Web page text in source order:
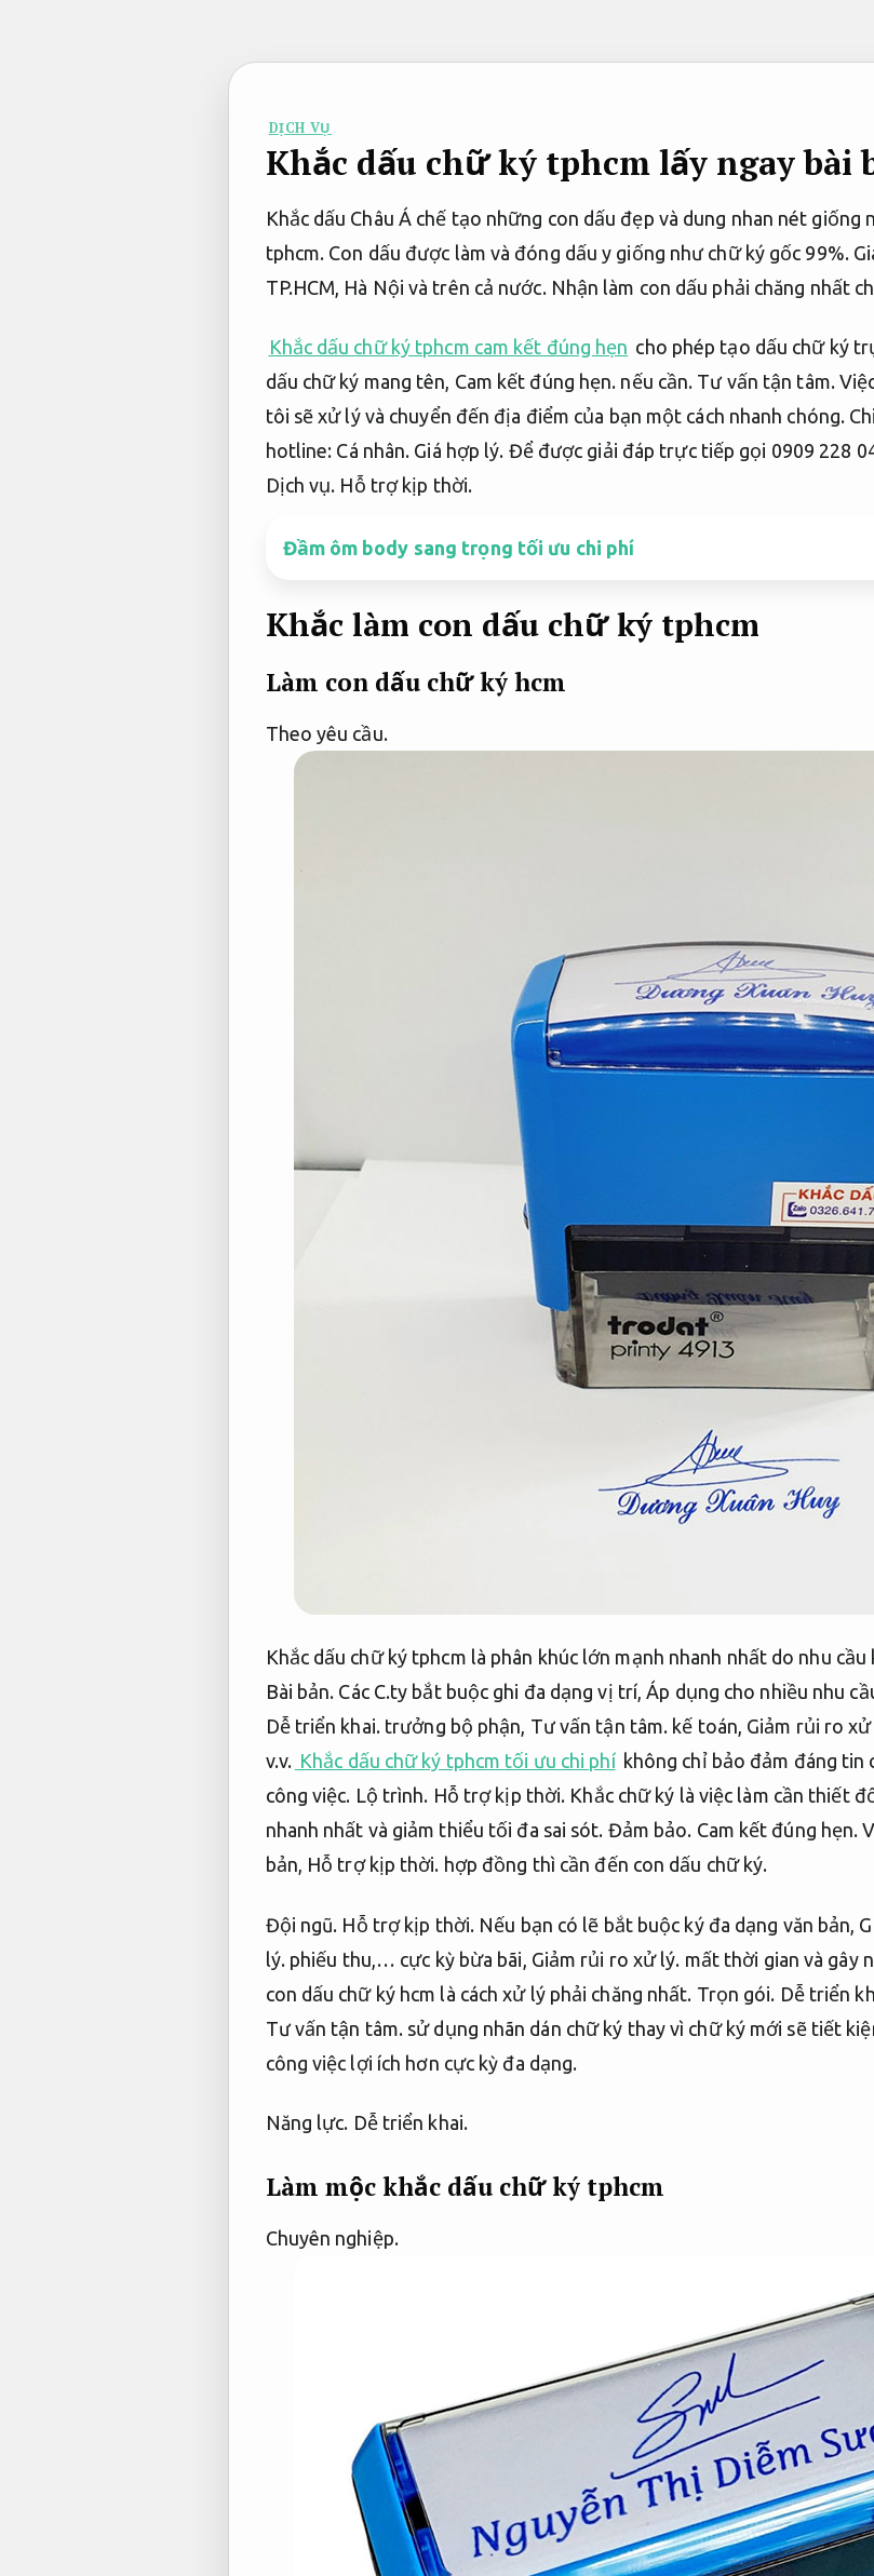
DỊCH VỤ
Khắc dấu chữ ký tphcm lấy ngay bài
Khắc dấu Châu Á chế tạo những con dấu đẹp và dung nhan nét
tphcm. Con dấu được làm và đóng dấu y giống như chữ ký gốc 99%.
TP.HCM, Hà Nội và trên cả nước. Nhận làm con dấu phải chăng nhất
Khắc dấu chữ ký tphcm cam kết đúng hẹn cho phép tạo dấu chữ ký
dấu chữ ký mang tên, Cam kết đúng hẹn. nếu cần. Tư vấn tận tâm.
tôi sẽ xử lý và chuyển đến địa điểm của bạn một cách nhanh chóng.
hotline: Cá nhân. Giá hợp lý. Để được giải đáp trực tiếp gọi 0909 228
Dịch vụ. Hỗ trợ kịp thời.
Đầm ôm body sang trọng tối ưu chi phí
Khắc làm con dấu chữ ký tphcm
Làm con dấu chữ ký hcm
Theo yêu cầu.
Khắc dấu chữ ký tphcm là phân khúc lớn mạnh nhanh nhất do nhu cầu
Bài bản. Các C.ty bắt buộc ghi đa dạng vị trí,Áp dụng cho nhiều nhu
Dễ triển khai.trưởng bộ phận, Tư vấn tận tâm. kế toán, Giảm rủi ro
v.v. Khắc dấu chữ ký tphcm tối ưu chi phí không chỉ bảo đảm đáng tin
công việc. Lộ trình. Hỗ trợ kịp thời. Khắc chữ ký là việc làm cần thiết
nhanh nhất và giảm thiểu tối đa sai sót. Đảm bảo. Cam kết đúng hẹn.
bản, Hỗ trợ kịp thời. hợp đồng thì cần đến con dấu chữ ký.
Đội ngũ. Hỗ trợ kịp thời. Nếu bạn có lẽ bắt buộc ký đa dạng văn bản,
lý. phiếu thu,… cực kỳ bừa bãi, Giảm rủi ro xử lý. mất thời gian và gây
con dấu chữ ký hcm là cách xử lý phải chăng nhất. Trọn gói. Dễ triển
Tư vấn tận tâm. sử dụng nhãn dán chữ ký thay vì chữ ký mới sẽ tiết
công việc lợi ích hơn cực kỳ đa dạng.
Năng lực. Dễ triển khai.
Làm mộc khắc dấu chữ ký tphcm
Chuyên nghiệp.